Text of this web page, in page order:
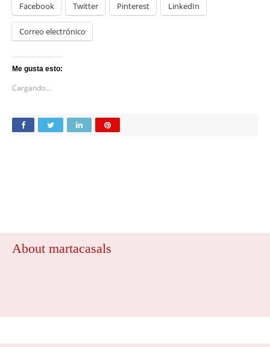
Facebook Twitter Pinterest LinkedIn
Correo electrónico
Me gusta esto:
Cargando...
About martacasals